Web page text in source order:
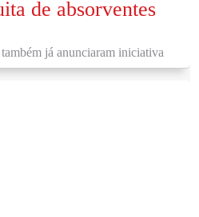
de absorventes
já anunciaram iniciativa